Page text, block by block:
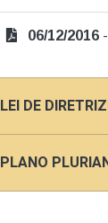
06/12/2016
LEI DE
PLANO